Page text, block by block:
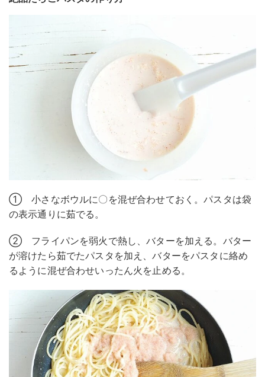
① 小さなボウルに〇を混ぜ合わせておく。パスタは袋
の表示通りに茹でる。
② フライパンを弱火で熱し、バターを加える。バター
が溶けたら茹でたパスタを加え、バターをパスタに絡め
るように混ぜ合わせいったん火を止める。